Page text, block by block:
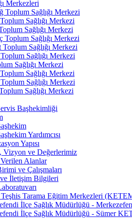
Merkezleri
Toplum Sağlığı Merkezi
Sağlığı Merkezi
Sağlığı Merkezi
Toplum Sağlığı Merkezi
Sağlığı Merkezi
Sağlığı Merkezi
Sağlığı Merkezi
Sağlığı Merkezi
Sağlığı Merkezi
Sağlığı Merkezi
Başhekimliği
Yardımcısı
Yapısı
Vizyon ve Değerlerimiz
Alanlar
ve Çalışmaları
ve İletişim Bilgileri
Tarama Eğitim Merkezleri
İlçe Sağlık Müdürlüğü -
İlçe Sağlık Müdürlüğü - Sümer